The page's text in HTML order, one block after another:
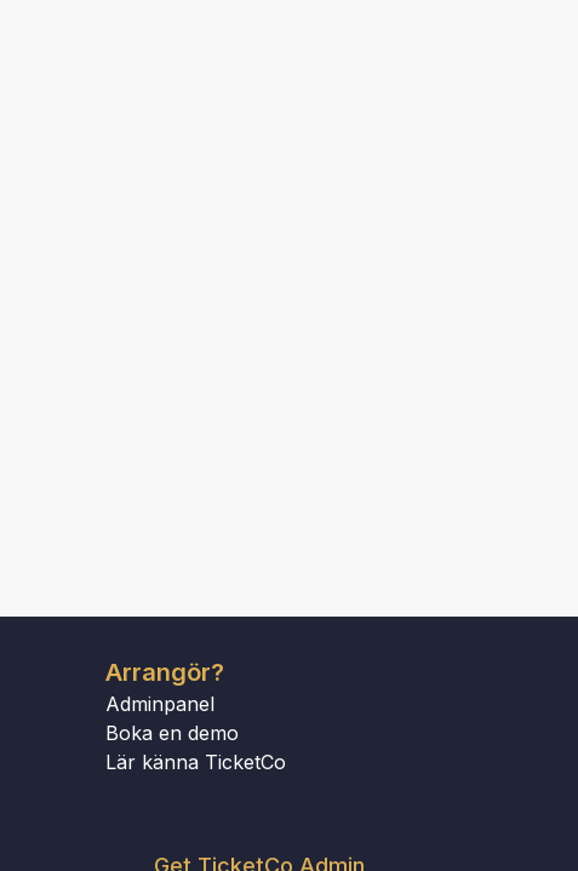
Arrangör?
Adminpanel
Boka en demo
Lär känna TicketCo
Get TicketCo Admin